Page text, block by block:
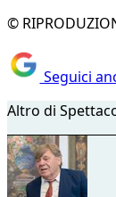
©
Seguici
Altro di